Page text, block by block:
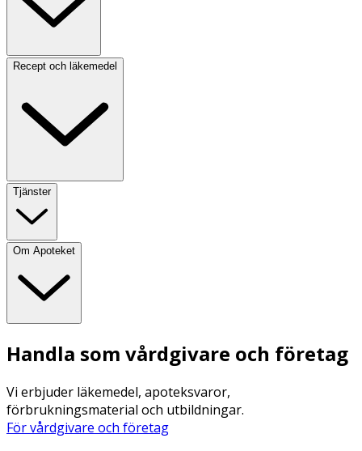
Recept och läkemedel
Tjänster
Om Apoteket
Handla som vårdgivare och företag
Vi erbjuder läkemedel, apoteksvaror,
förbrukningsmaterial och utbildningar.
För vårdgivare och företag